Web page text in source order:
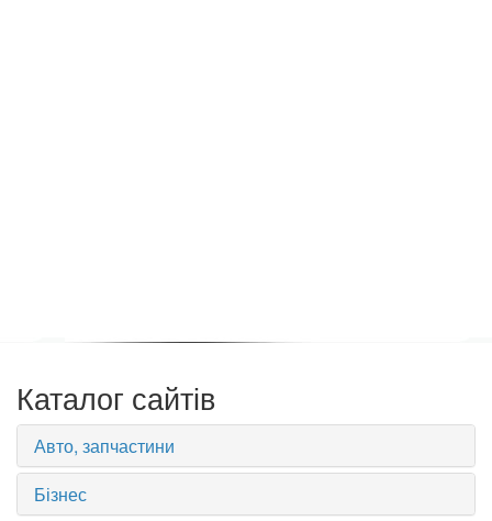
Каталог сайтів
Авто, запчастини
Бізнес